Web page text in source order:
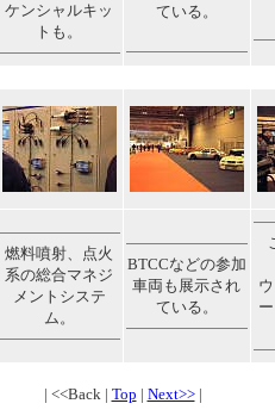
ケンシャルキッ
トも。
ている。
燃料噴射、点火
系の総合マネジ
メントシステ
ム。
BTCCなどの参加
車両も展示され
ている。
| <<Back | Top | Next>>|